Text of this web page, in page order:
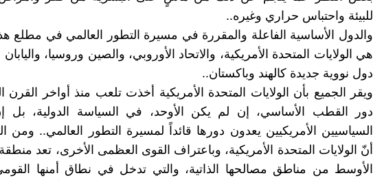
للبيئة واحتباس حراري وغيره..
والدول الأساسية الفاعلة والمقررة في مسيرة التطور العالمي في مطلع
هي الولايات المتحدة الأمريكية، والاتحاد الأوروبي، والصين وروسيا،
دول نووية جديدة كالهند وباكستان..
ويقر الجميع بأن الولايات المتحدة الأمريكية أخذت تلعب منذ أواخر القرن
دور القطب الأساسي، إن لم يكن الأوحد، في السياسة الدولية،
السياسيين الأمريكيين يعدون دورها قائداً لمسيرة التطور العالمي.. ومن
أنّ الولايات المتحدة الأمريكية، وباعتراف القوى العظمى الأخرى، تعد
الأوسط من مناطق مصالحها الذاتية، والتي تدخل في نطاق أمنها